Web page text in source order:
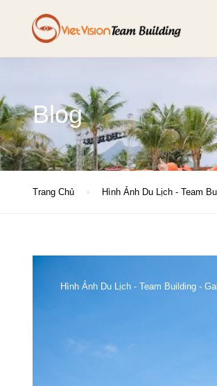
Blog
Trang Chủ Hình Ảnh Du Lịch - Team
Hình Ảnh Du Lịch - Team Building -